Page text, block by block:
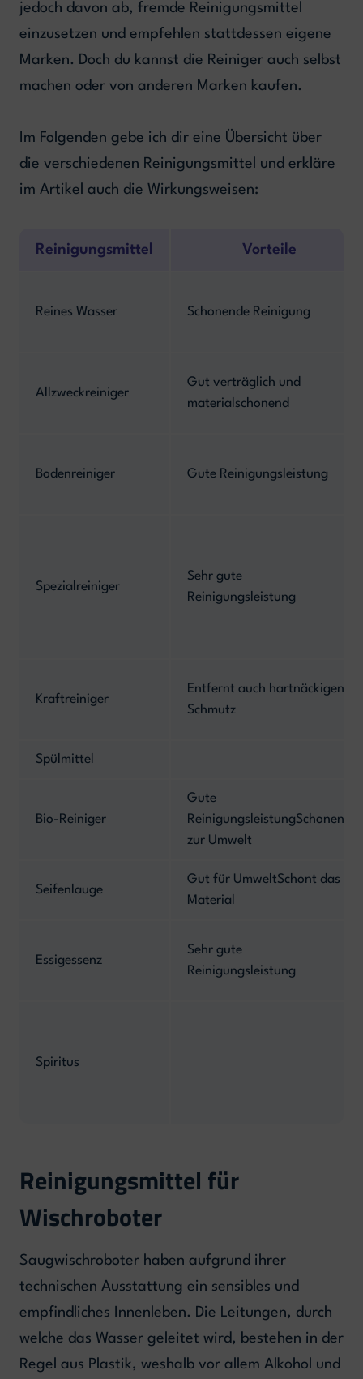
jedoch davon ab, fremde Reinigungsmittel
einzusetzen und empfehlen stattdessen eigene
Marken. Doch du kannst die Reiniger auch selbst
machen oder von anderen Marken kaufen.
Im Folgenden gebe ich dir eine Übersicht über
die verschiedenen Reinigungsmittel und erkläre
im Artikel auch die Wirkungsweisen:
Reinigungsmittel Vorteile
Reines Wasser Schonende Reinigung
Allzweckreiniger
Gut verträglich und
materialschonend
Bodenreiniger Gute Reinigungsleistung
Spezialreiniger
Sehr gute
Reinigungsleistung
Kraftreiniger
Entfernt auch hartnäckigen
Schmutz
Spülmittel
Bio-Reiniger
Gute
ReinigungsleistungSchonend
zur Umwelt
Seifenlauge
Gut für UmweltSchont das
Material
Essigessenz
Sehr gute
Reinigungsleistung
Spiritus
Reinigungsmittel für
Wischroboter
Saugwischroboter haben aufgrund ihrer
technischen Ausstattung ein sensibles und
empfindliches Innenleben. Die Leitungen, durch
welche das Wasser geleitet wird, bestehen in der
Regel aus Plastik, weshalb vor allem Alkohol und